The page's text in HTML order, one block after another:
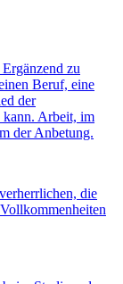
zu
Beruf, eine
der
kann. Arbeit, im
der Anbetung.
die